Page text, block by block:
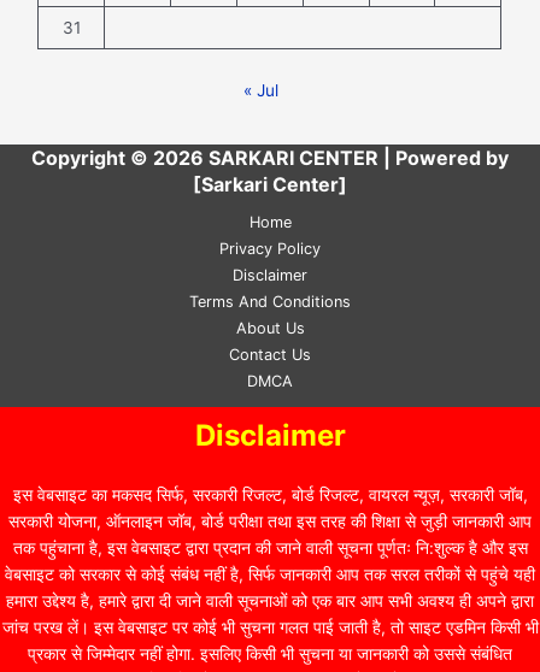
31
« Jul
Copyright © 2026 SARKARI CENTER | Powered by
[Sarkari Center]
Home
Privacy Policy
Disclaimer
Terms And Conditions
About Us
Contact Us
DMCA
Disclaimer
इस वेबसाइट का मकसद सिर्फ, सरकारी रिजल्ट, बोर्ड रिजल्ट, वायरल न्यूज़, सरकारी जॉब,
सरकारी योजना, ऑनलाइन जॉब, बोर्ड परीक्षा तथा इस तरह की शिक्षा से जुड़ी जानकारी आप
तक पहुंचाना है, इस वेबसाइट द्वारा प्रदान की जाने वाली सूचना पूर्णतः नि:शुल्क है और इस
वेबसाइट को सरकार से कोई संबंध नहीं है, सिर्फ जानकारी आप तक सरल तरीकों से पहुंचे यही
हमारा उद्देश्य है, हमारे द्वारा दी जाने वाली सूचनाओं को एक बार आप सभी अवश्य ही अपने द्वारा
जांच परख लें। इस वेबसाइट पर कोई भी सुचना गलत पाई जाती है, तो साइट एडमिन किसी भी
प्रकार से जिम्मेदार नहीं होगा. इसलिए किसी भी सुचना या जानकारी को उससे संबंधित